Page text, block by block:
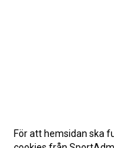
För att hemsidan ska